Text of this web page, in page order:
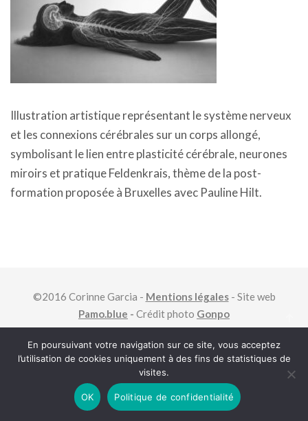
Illustration artistique représentant le système nerveux
et les connexions cérébrales sur un corps allongé,
symbolisant le lien entre plasticité cérébrale, neurones
miroirs et pratique Feldenkrais, thème de la post-
formation proposée à Bruxelles avec Pauline Hilt.
©2016 Corinne Garcia - Mentions légales- Site web
Pamo.blue - Crédit photo Gonpo
En poursuivant votre navigation sur ce site, vous acceptez
l’utilisation de cookies uniquement à des fins de statistiques de
visites.
OK Politique de confidentialité